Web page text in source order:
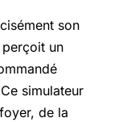
son
un
simulateur
de la